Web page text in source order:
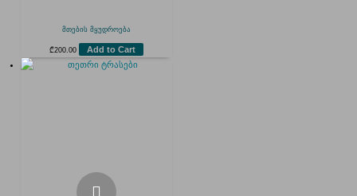
მთების მყუდროება
₾200.00 Add to Cart